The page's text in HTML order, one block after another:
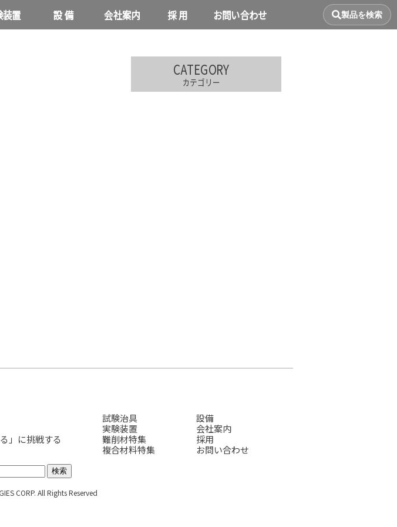
装置 設 備 会社案内 採 用 お問い合わせ 製品を検索
CATEGORY
カテゴリー
」に挑戦する
試験治具
実験装置
難削材特集
複合材料特集
設備
会社案内
採用
お問い合わせ
CORP. All Rights Reserved